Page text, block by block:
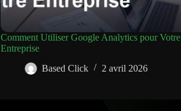
Comment Utiliser Google Analytics pour Votre
Entreprise
Based Click
2 avril 2026